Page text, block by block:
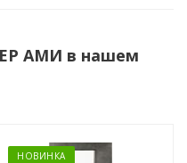
АМИ в нашем
НОВИНКА